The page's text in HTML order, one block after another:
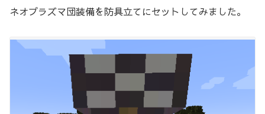
ネオプラズマ団装備を防具立てにセットしてみました。